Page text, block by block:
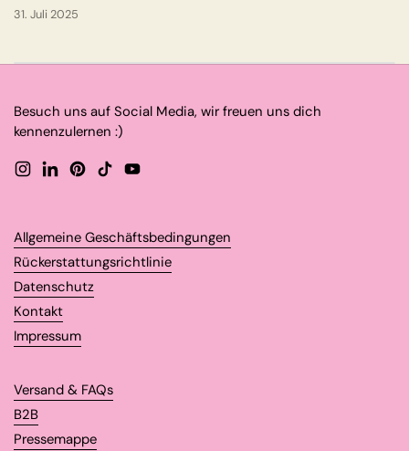
31. Juli 2025
Besuch uns auf Social Media, wir freuen uns dich
kennenzulernen :)
Instagram
LinkedInPinterest
TikTokYouTube
Allgemeine Geschäftsbedingungen
Rückerstattungsrichtlinie
Datenschutz
Kontakt
Impressum
Versand & FAQs
B2B
Pressemappe